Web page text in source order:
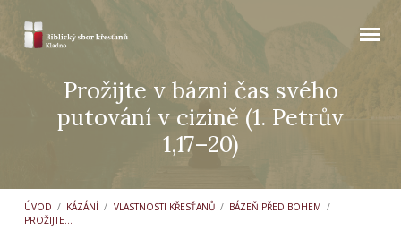
Prožijte v bázni čas svého
putování v cizině (1. Petrův
1,17–20)
ÚVOD / KÁZÁNÍ / VLASTNOSTI KŘESŤANŮ / BÁZEŇ PŘED BOHEM /
PROŽIJTE…